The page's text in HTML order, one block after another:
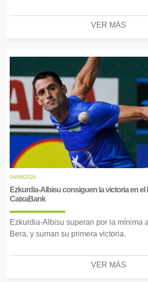
VER MÁS
04/08/2026
Ezkurdia-Albisu consiguen la victoria en el
CaixaBank
Ezkurdia-Albisu superan por la mínima
Bera, y suman su primera victoria.
VER MÁS